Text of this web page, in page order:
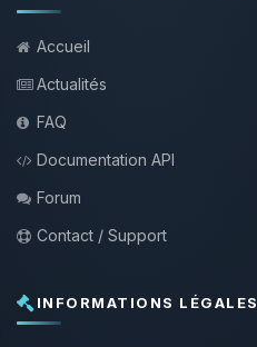
Accueil
Actualités
FAQ
Documentation API
Forum
Contact / Support
INFORMATIONS LÉGALES